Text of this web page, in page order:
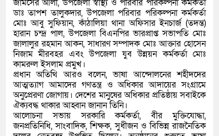
জামসের আলী, উপজেলা স্বাস্থ্য ও পরিবার পরিকল্পনা কর্মকর্তা
ডাঃ তাপশ তালুকদার, উপজেলা পরিবার পরিকল্পনা কর্মকর্তা
মোঃ আবু সুফিয়ান, কাঁঠালিয়া থানা অফিসার ইনচার্জ (তদন্ত)
হারান চন্দ্র পাল, উপজেলা বিএনপির ভারপ্রাপ্ত সভাপতি মোঃ
জালালুর রহমান আকন, সাধারণ সম্পাদক মোঃ আক্তার হোসেন
নিজাম মীরবহর এবং উপজেলা যুব উন্নয়ন কর্মকর্তা মোঃ
কামরুল ইসলাম প্রমুখ।
প্রধান অতিথি আরও বলেন, ভাষা আন্দোলনের শহীদদের
আত্মত্যাগ আমাদের গণতন্ত্র ও অধিকার আদায়ের সংগ্রামে
অনুপ্রেরণা জোগায়। দেশের মানুষের অধিকার প্রতিষ্ঠায় সবাইকে
ঐক্যবদ্ধ থাকার আহ্বান জানান তিনি।
আলোচনা সভায় সরকারি কর্মকর্তা, বীর মুক্তিযোদ্ধা,
জনপ্রতিনিধি, সাংবাদিক, শিক্ষক, সুধীজন ও বিভিন্ন রাজনৈতিক